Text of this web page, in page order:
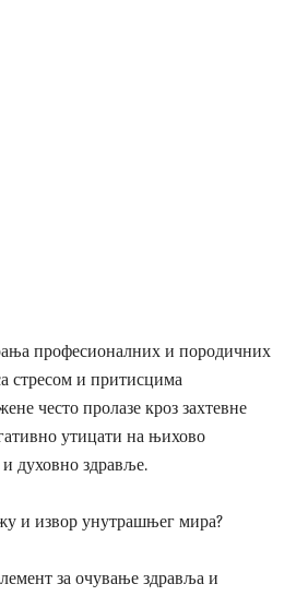
професионалних и породичних
стресом и притисцима
често пролазе кроз захтевне
утицати на њихово
духовно здравље.
и извор унутрашњег мира?
за очување здравља и